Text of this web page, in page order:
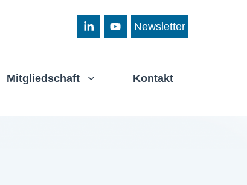
Newsletter
Mitgliedschaft Kontakt